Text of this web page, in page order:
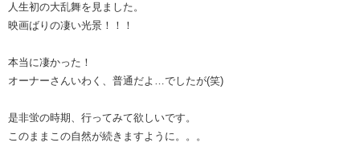
人生初の大乱舞を見ました。
映画ばりの凄い光景！！！
本当に凄かった！
オーナーさんいわく、普通だよ…でしたが(笑)
是非蛍の時期、行ってみて欲しいです。
このままこの自然が続きますように。。。